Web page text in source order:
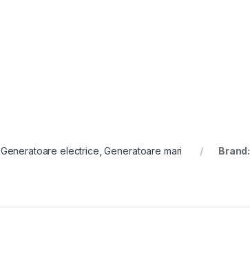
Generatoare electrice ,Generatoare mari Brand: